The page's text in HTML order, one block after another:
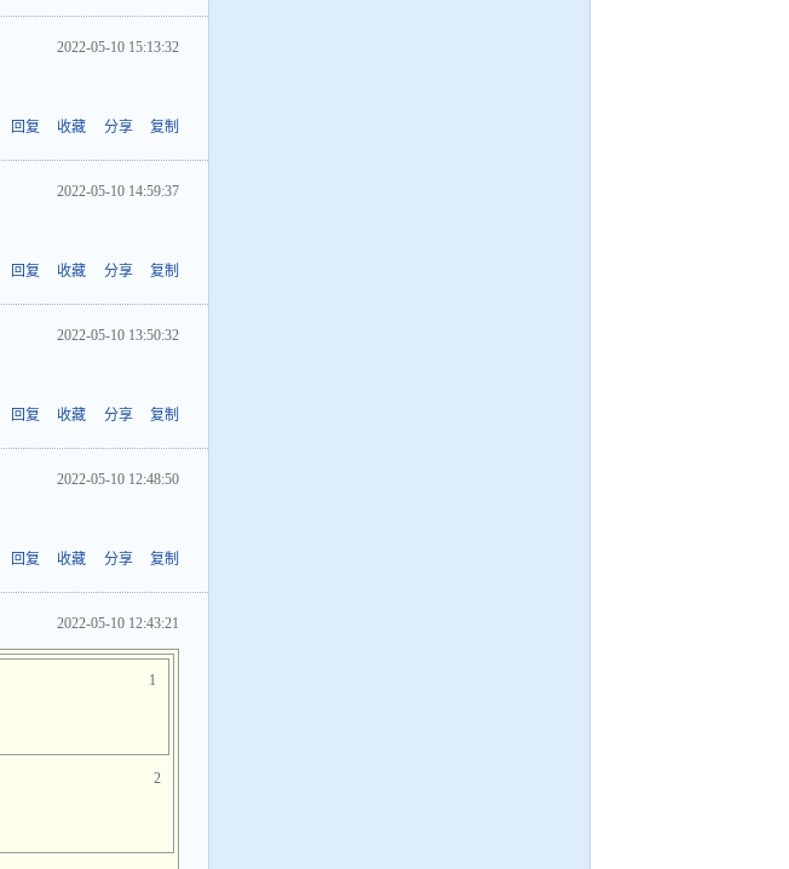
2022-05-10 15:13:32
回复 收藏 分享 复制
2022-05-10 14:59:37
回复 收藏 分享 复制
2022-05-10 13:50:32
回复 收藏 分享 复制
2022-05-10 12:48:50
回复 收藏 分享 复制
2022-05-10 12:43:21
1
2